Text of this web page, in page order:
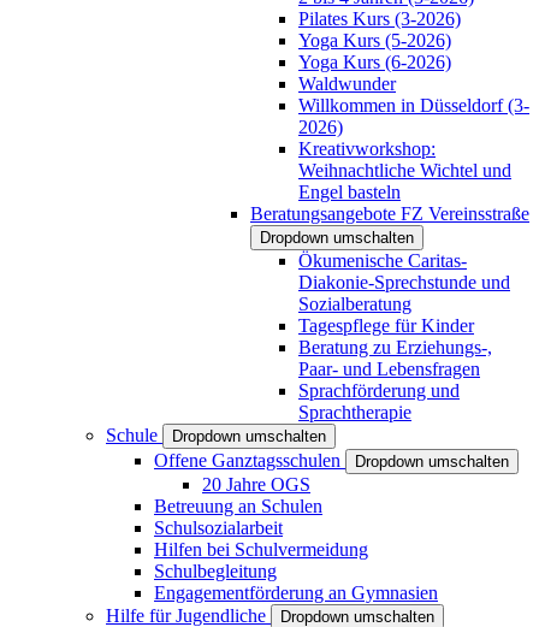
Pilates Kurs (3-2026)
Yoga Kurs (5-2026)
Yoga Kurs (6-2026)
Waldwunder
Willkommen in Düsseldorf (3-
2026)
Kreativworkshop:
Weihnachtliche Wichtel und
Engel basteln
Beratungsangebote FZ Vereinsstraße
Dropdown umschalten
Ökumenische Caritas-
Diakonie-Sprechstunde und
Sozialberatung
Tagespflege für Kinder
Beratung zu Erziehungs-,
Paar- und Lebensfragen
Sprachförderung und
Sprachtherapie
Schule
Dropdown umschalten
Offene Ganztagsschulen Dropdown umschalten
20 Jahre OGS
Betreuung an Schulen
Schulsozialarbeit
Hilfen bei Schulvermeidung
Schulbegleitung
Engagementförderung an Gymnasien
Hilfe für Jugendliche
Dropdown umschalten